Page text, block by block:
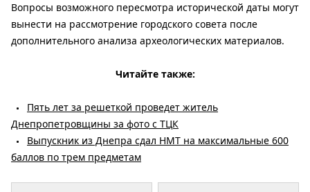
Вопросы возможного пересмотра исторической даты могут
вынести на рассмотрение городского совета после
дополнительного анализа археологических материалов.
Читайте также:
Пять лет за решеткой проведет житель
Днепропетровщины за фото с ТЦК
Выпускник из Днепра сдал НМТ на максимальные 600
баллов по трем предметам